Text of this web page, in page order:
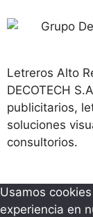
Letreros Alto
DECOTECH
publicitarios,
soluciones
consultorios.
Usamos
experiencia en